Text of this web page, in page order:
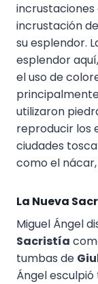
incrustaciones
incrustación
su esplendor.
esplendor
el uso de
utilizaron
reproducir los
ciudades
como el
La Nueva
Miguel Ángel
Sacristía
tumbas de
Ángel